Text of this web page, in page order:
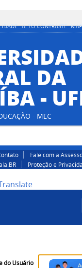
ALTO CONTRASTE
Acesso
DA
-
- MEC
Fale com a
Proteção e
do Usuário